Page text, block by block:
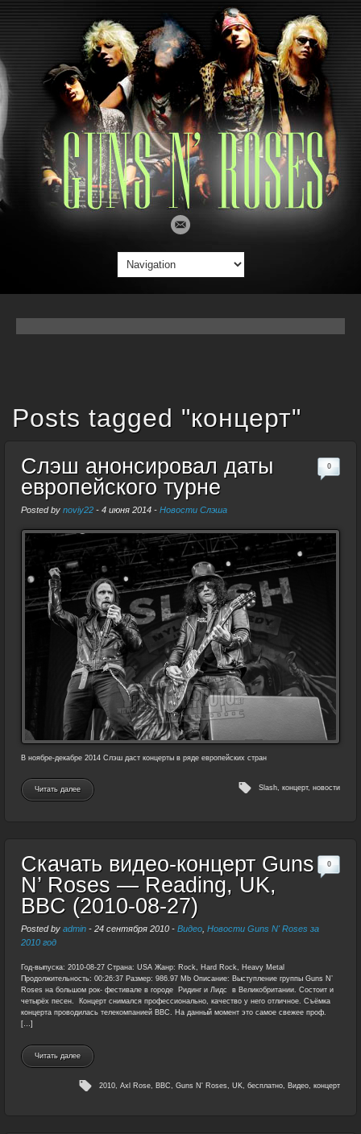
Posts tagged "концерт"
Слэш анонсировал даты
европейского турне
Posted by noviy22 - 4 июня 2014 - Новости Слэша
0
В ноябре-декабре 2014 Слэш даст концерты в ряде европейских стран
Читать далее Slash, концерт, новости
Скачать видео-концерт Guns
N’ Roses — Reading, UK,
BBC (2010-08-27)
Posted by admin - 24 сентября 2010 - Видео, Новости Guns N' Roses за
2010 год
0
Год-выпуска: 2010-08-27 Страна: USA Жанр: Rock, Hard Rock, Heavy Metal
Продолжительность: 00:26:37 Размер: 986.97 Mb Описание: Выступление группы Guns N’
Roses на большом рок- фестивале в городе Ридинг и Лидс в Великобритании. Состоит и
четырёх песен. Концерт снимался профессионально, качество у него отличное. Съёмка
концерта проводилась телекомпанией BBC. На данный момент это самое свежее проф.
[…]
Читать далее
2010 Axl Rose BBC Guns N' Roses UK бесплатно Видео концерт